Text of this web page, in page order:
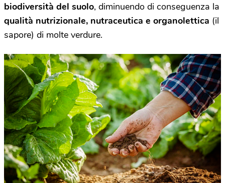
biodiversità del suolo, diminuendo di conseguenza la
qualità nutrizionale, nutraceutica e organolettica (il
sapore) di molte verdure.